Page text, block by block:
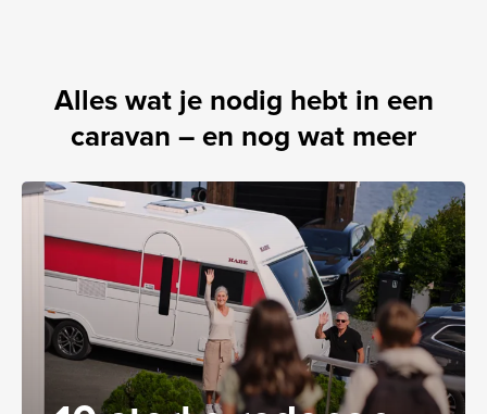
Alles wat je nodig hebt in een
caravan – en nog wat meer